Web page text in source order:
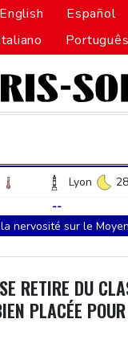
English Español
Português
Lyon
°C
32 °C
Niger
--
nervosité sur le
dans un bus fait
RETIRE DU
PLACÉE